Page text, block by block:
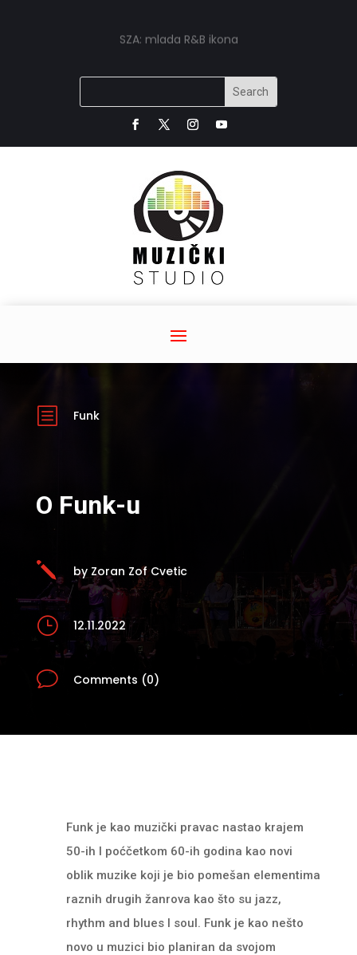
SZA: mlada R&B ikona
b Funk
O Funk-u
j by Zoran Zof Cvetic
} 12.11.2022
v Comments (0)
Funk je kao muzički pravac nastao krajem
50-ih I poćčetkom 60-ih godina kao novi
oblik muzike koji je bio pomešan elementima
raznih drugih žanrova kao što su jazz,
rhythm and blues I soul. Funk je kao nešto
novo u muzici bio planiran da svojom